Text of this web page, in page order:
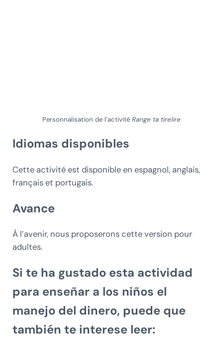
Personnalisation de l’activité Range ta tirelire
Idiomas disponibles
Cette activité est disponible en espagnol, anglais,
français et portugais.
Avance
À l’avenir, nous proposerons cette version pour
adultes.
Si te ha gustado esta actividad
para enseñar a los niños el
manejo del dinero, puede que
también te interese leer: